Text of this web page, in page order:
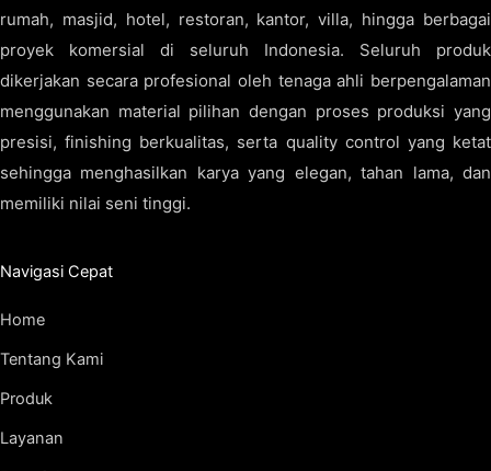
rumah, masjid, hotel, restoran, kantor, villa, hingga berbagai
proyek komersial di seluruh Indonesia. Seluruh produk
dikerjakan secara profesional oleh tenaga ahli berpengalaman
menggunakan material pilihan dengan proses produksi yang
presisi, finishing berkualitas, serta quality control yang ketat
sehingga menghasilkan karya yang elegan, tahan lama, dan
memiliki nilai seni tinggi.
Navigasi Cepat
Home
Tentang Kami
Produk
Layanan